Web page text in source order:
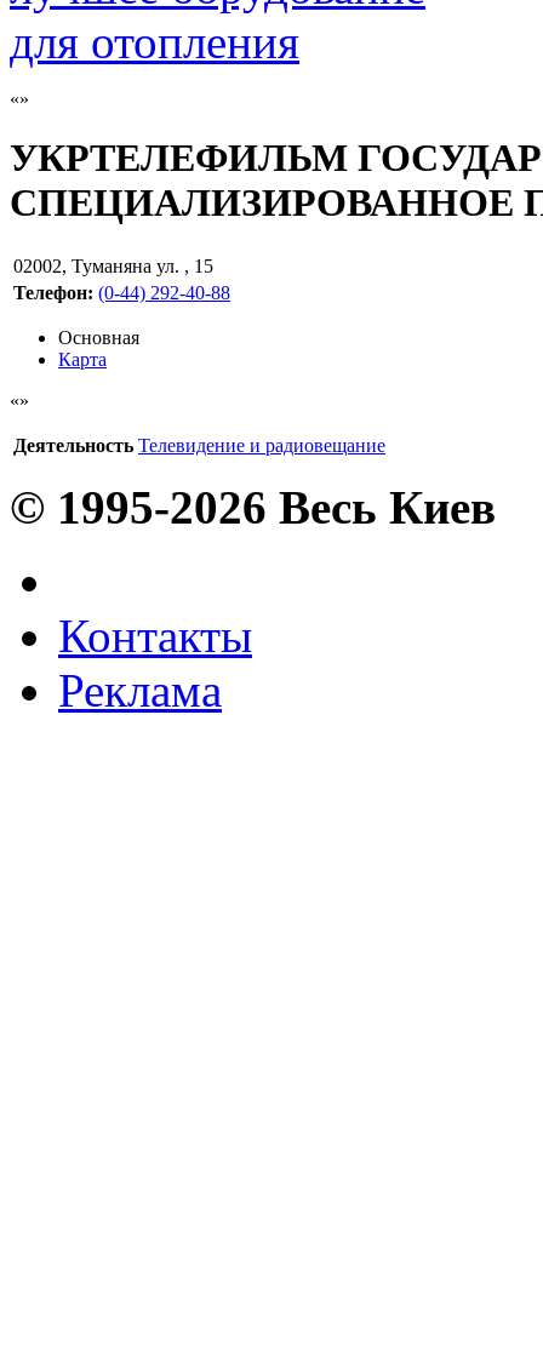
УКРТЕЛЕФИЛЬМ
СПЕЦИАЛИЗИРОВАННОЕ
02002, Туманяна ул. , 15
Телефон: (0-44) 292-40-88
Основная
Карта
Деятельность Телевидение и радиовещание
© 1995-2026 Весь Киев
Контакты
Реклама